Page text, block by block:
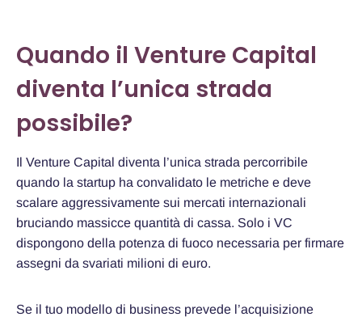
Quando il Venture Capital
diventa l’unica strada
possibile?
Il Venture Capital diventa l’unica strada percorribile
quando la startup ha convalidato le metriche e deve
scalare aggressivamente sui mercati internazionali
bruciando massicce quantità di cassa. Solo i VC
dispongono della potenza di fuoco necessaria per firmare
assegni da svariati milioni di euro.
Se il tuo modello di business prevede l’acquisizione